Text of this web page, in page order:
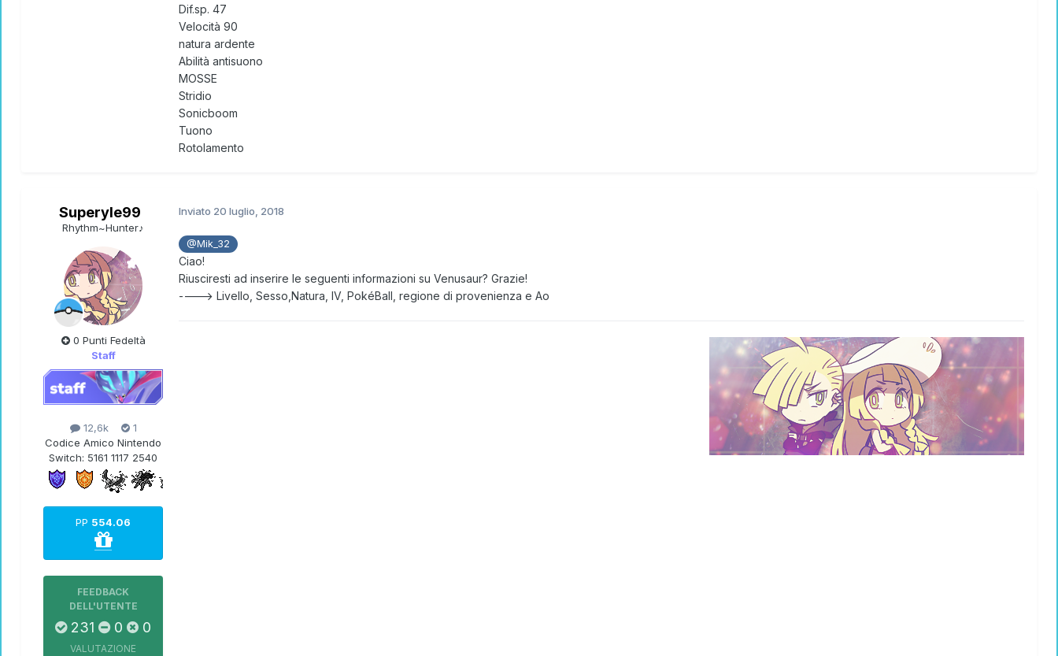
Dif.sp. 47
Velocità 90
natura ardente
Abilità antisuono
MOSSE
Stridio
Sonicboom
Tuono
Rotolamento
Superyle99
Rhythm~Hunter♪
0 Punti Fedeltà
Staff
12,6k
1
Codice Amico Nintendo
Switch: 5161 1117 2540
PP 554.06
FEEDBACK
DELL'UTENTE
231 0 0
VALUTAZIONE
Inviato 20 luglio, 2018
@Mik_32
Ciao!
Riusciresti ad inserire le seguenti informazioni su Venusaur? Grazie!
----> Livello, Sesso,Natura, IV, PokéBall, regione di provenienza e Ao